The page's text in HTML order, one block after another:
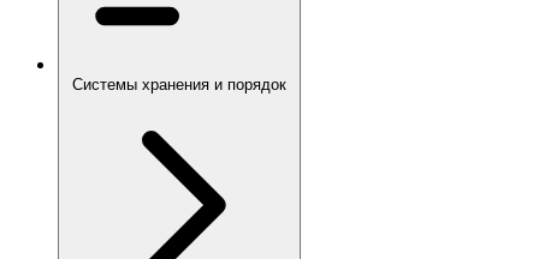
Системы хранения и порядок